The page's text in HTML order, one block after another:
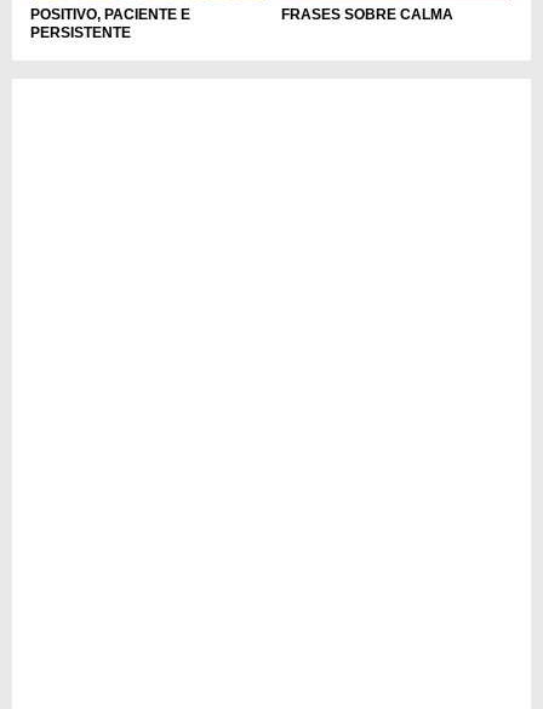
POSITIVO, PACIENTE E
PERSISTENTE
FRASES SOBRE CALMA